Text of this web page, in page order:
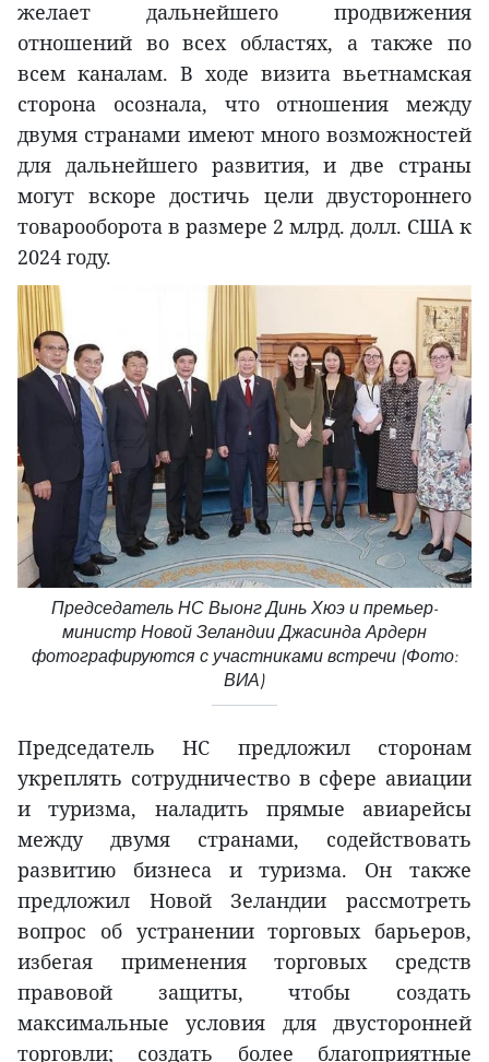
желает дальнейшего продвижения
отношений во всех областях, а также по
всем каналам. В ходе визита вьетнамская
сторона осознала, что отношения между
двумя странами имеют много возможностей
для дальнейшего развития, и две страны
могут вскоре достичь цели двустороннего
товарооборота в размере 2 млрд. долл. США к
2024 году.
Председатель НС Выонг Динь Хюэ и премьер-
министр Новой Зеландии Джасинда Ардерн
фотографируются с участниками встречи (Фото:
ВИА)
Председатель НС предложил сторонам
укреплять сотрудничество в сфере авиации
и туризма, наладить прямые авиарейсы
между двумя странами, содействовать
развитию бизнеса и туризма. Он также
предложил Новой Зеландии рассмотреть
вопрос об устранении торговых барьеров,
избегая применения торговых средств
правовой защиты, чтобы создать
максимальные условия для двусторонней
торговли; создать более благоприятные